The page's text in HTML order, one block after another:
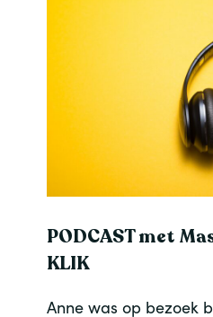
PODCAST met
KLIK
Anne was op bezoek